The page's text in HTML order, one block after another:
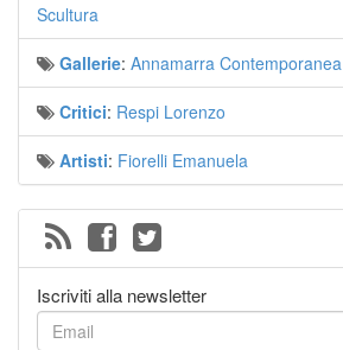
Scultura
Gallerie: Annamarra Contemporanea
Critici: Respi Lorenzo
Artisti: Fiorelli Emanuela
Iscriviti alla newsletter